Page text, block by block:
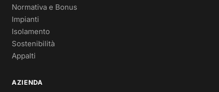
Normativa e Bonus
Impianti
Isolamento
Sostenibilità
Appalti
AZIENDA